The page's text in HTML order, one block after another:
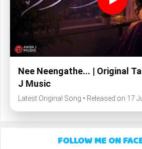
Nee Neengathe... | Original
J Music
Latest Original Song • Released on 17
FOLLOW ME ON